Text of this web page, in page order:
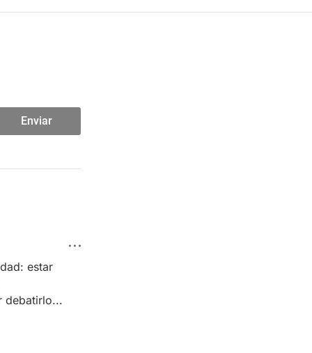
Enviar
estar
debatirlo...